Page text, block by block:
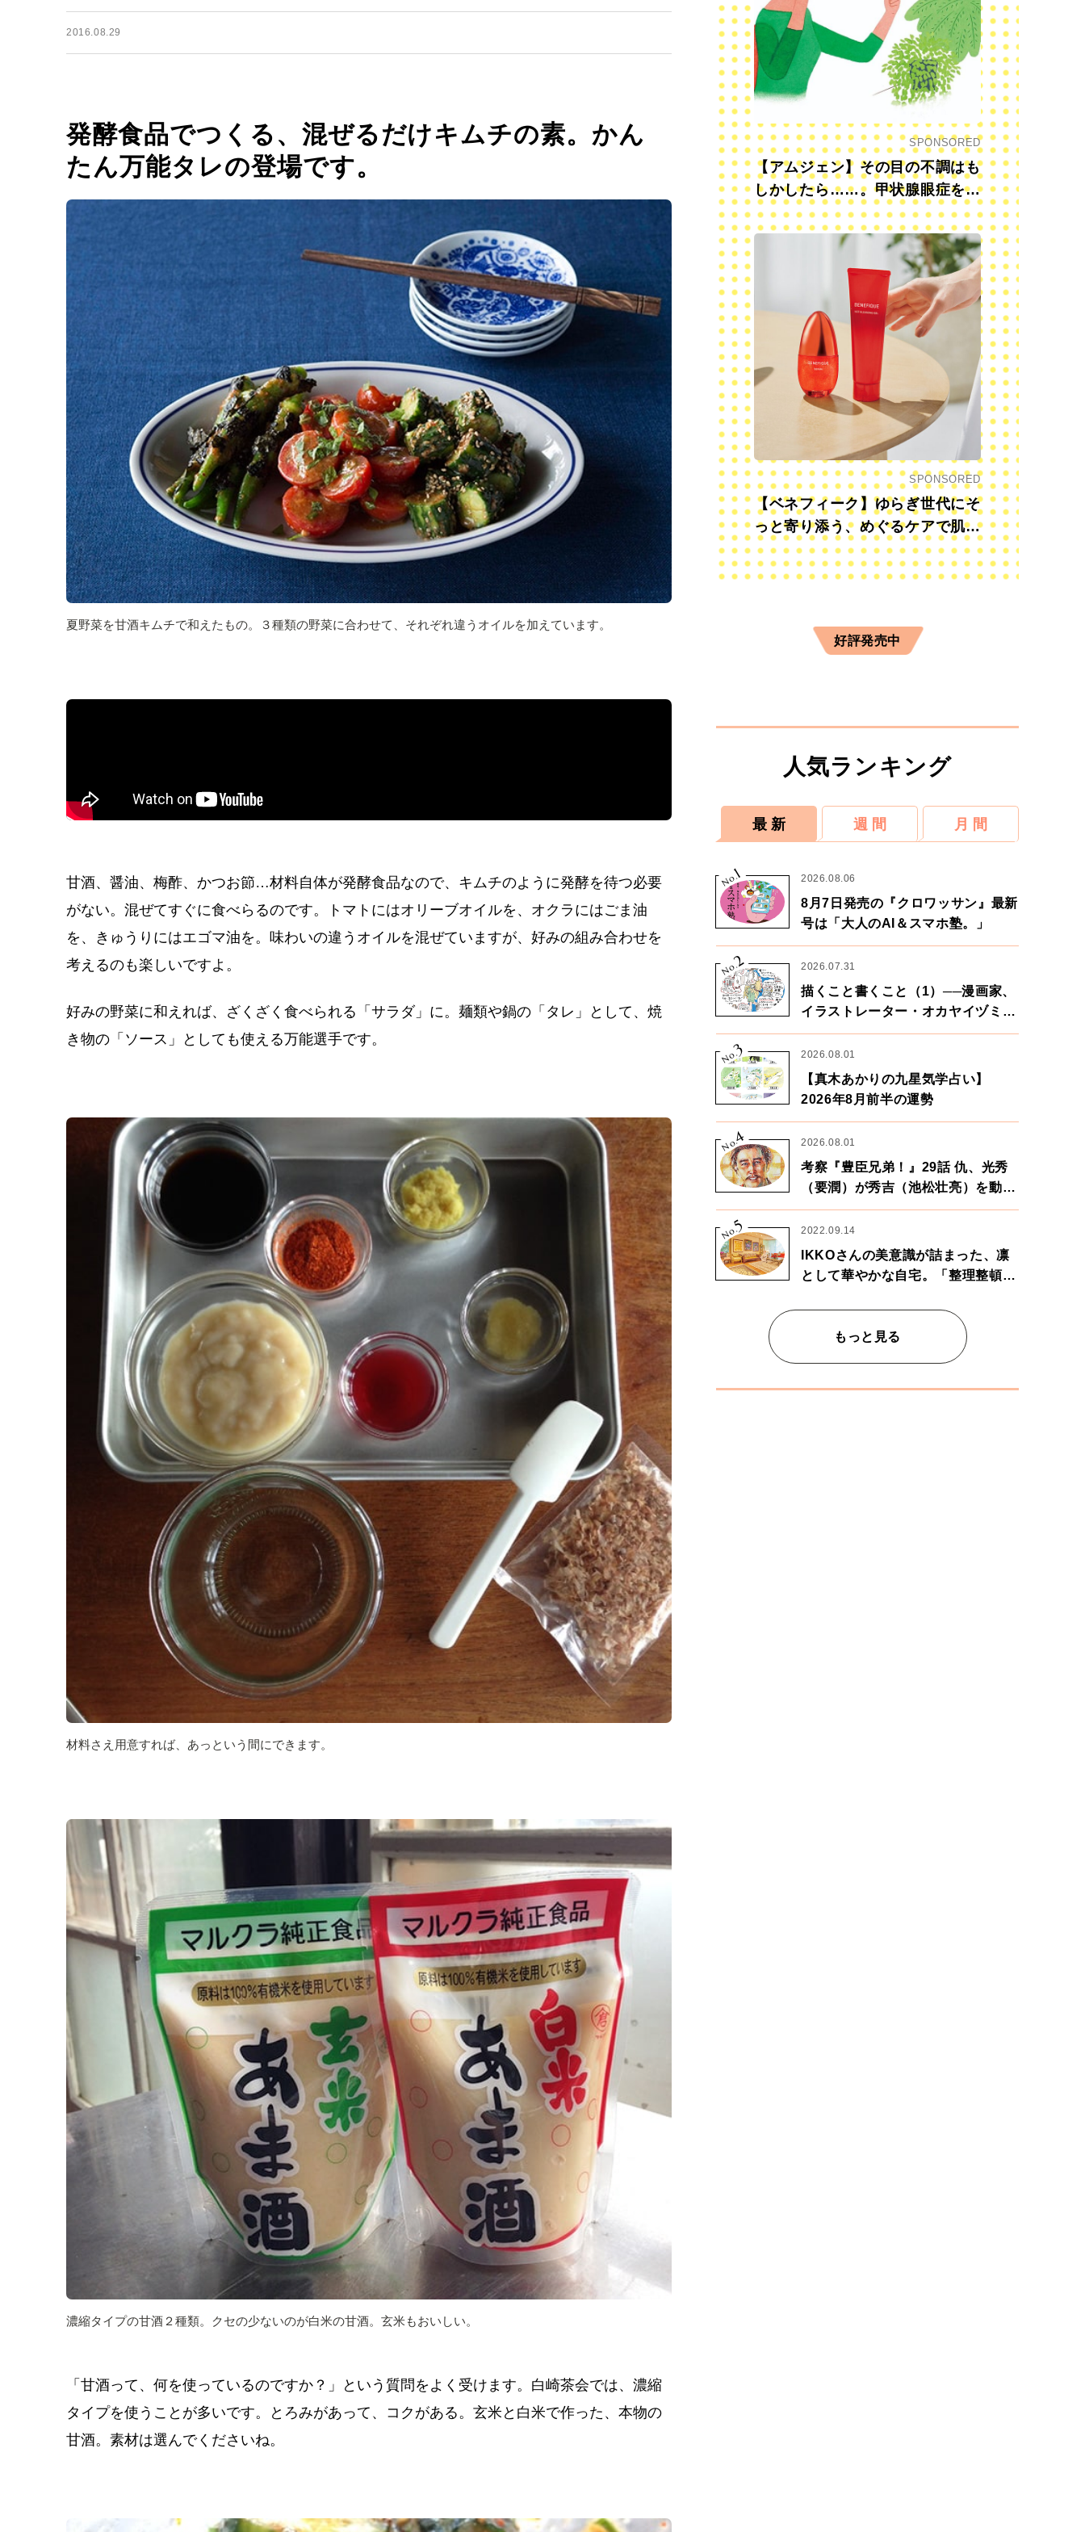
2016.08.29
発酵食品でつくる、混ぜるだけキムチの素。かん
たん万能タレの登場です。
夏野菜を甘酒キムチで和えたもの。３種類の野菜に合わせて、それぞれ違うオイルを加えています。
甘酒、醤油、梅酢、かつお節…材料自体が発酵食品なので、キムチのように発酵を待つ必要
がない。混ぜてすぐに食べらるのです。トマトにはオリーブオイルを、オクラにはごま油
を、きゅうりにはエゴマ油を。味わいの違うオイルを混ぜていますが、好みの組み合わせを
考えるのも楽しいですよ。
好みの野菜に和えれば、ざくざく食べられる「サラダ」に。麺類や鍋の「タレ」として、焼
き物の「ソース」としても使える万能選手です。
材料さえ用意すれば、あっという間にできます。
濃縮タイプの甘酒２種類。クセの少ないのが白米の甘酒。玄米もおいしい。
「甘酒って、何を使っているのですか？」という質問をよく受けます。白崎茶会では、濃縮
タイプを使うことが多いです。とろみがあって、コクがある。玄米と白米で作った、本物の
甘酒。素材は選んでくださいね。
SPONSORED
【アムジェン】その目の不調はも
しかしたら……。甲状腺眼症を知
っていますか？
SPONSORED
【ベネフィーク】ゆらぎ世代にそ
っと寄り添う、めぐるケアで肌も
心も前向きに
好評発売中
人気ランキング
最 新 週 間 月 間
No.
1 2026.08.06
8月7日発売の『クロワッサン』最新
号は「大人のAI＆スマホ塾。」
No.2 2026.07.31
描くこと書くこと（1）──漫画家、
イラストレーター・オカヤイヅミさ
ん×漫画家・鶴谷香央理さん
No.
3 2026.08.01
【真木あかりの九星気学占い】
2026年8月前半の運勢
No.
4 2026.08.01
考察『豊臣兄弟！』29話 仇、光秀
（要潤）が秀吉（池松壮亮）を動か
す。天下に向けた兄弟の分岐点。
No.
5 2022.09.14
IKKOさんの美意識が詰まった、凛
として華やかな自宅。「整理整頓は
もっと見る